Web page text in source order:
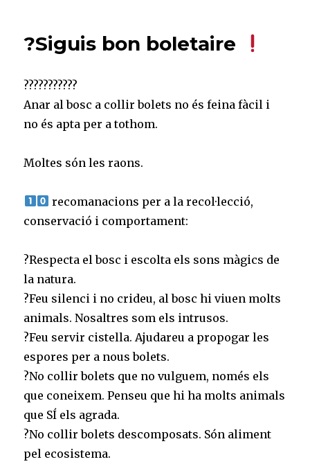
?Siguis bon boletaire
???????????
Anar al bosc a collir bolets no és feina fàcil i
no és apta per a tothom. ⠀
Moltes són les raons.⠀
recomanacions per a la recol·lecció,
conservació i comportament:⠀
?Respecta el bosc i escolta els sons màgics de
la natura.⠀
?Feu silenci i no crideu, al bosc hi viuen molts
animals. Nosaltres som els intrusos.⠀
?Feu servir cistella. Ajudareu a propogar les
espores per a nous bolets.⠀
?No collir bolets que no vulguem, només els
que coneixem. Penseu que hi ha molts animals
que SÍ els agrada.⠀
?No collir bolets descomposats. Són aliment
pel ecosistema. ⠀